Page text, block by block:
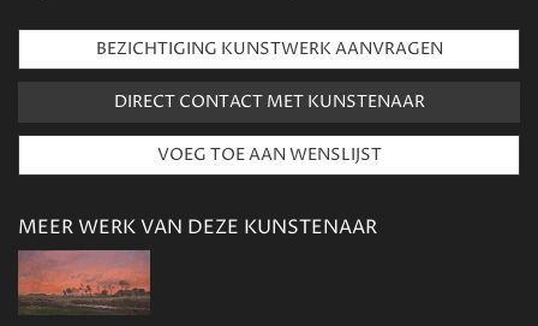
BEZICHTIGING KUNSTWERK AANVRAGEN
DIRECT CONTACT MET KUNSTENAAR
MEER WERK VAN DEZE KUNSTENAAR